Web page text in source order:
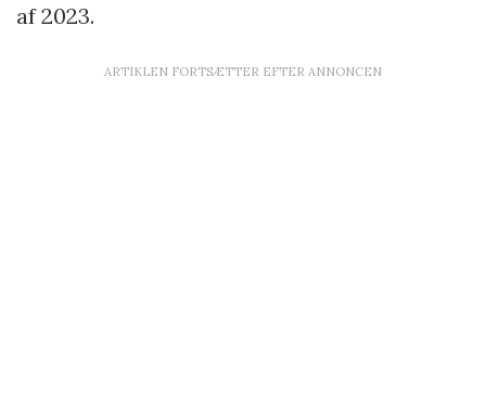
af 2023.
ARTIKLEN FORTSÆTTER EFTER ANNONCEN